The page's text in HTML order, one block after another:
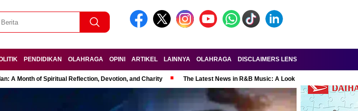
PENDIDIKAN OLAHRAGA OPINI ARTIKEL LAINNYA OLAHRAGA DISCLAIMERS LENSA-RAKYAT.COM
A Month of Spiritual Reflection, Devotion, and Charity The Latest News in R&B Music: A Look at Super Bowl